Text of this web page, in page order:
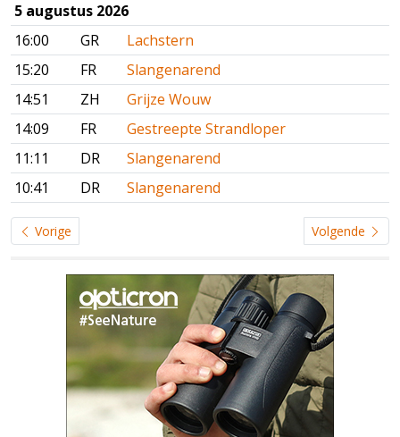
5 augustus 2026
16:00
GR
Lachstern
15:20
FR
Slangenarend
14:51
ZH
Grijze Wouw
14:09
FR
Gestreepte Strandloper
11:11
DR
Slangenarend
10:41
DR Slangenarend
Vorige Volgende